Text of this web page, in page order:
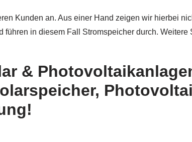
Kunden an. Aus einer Hand zeigen wir hierbei
führen in diesem Fall Stromspeicher durch.
&